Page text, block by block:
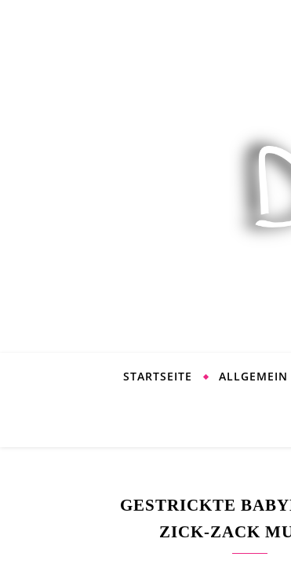
STARTSEITE ALLGEMEIN
GESTRICKTE
ZICK-ZACK